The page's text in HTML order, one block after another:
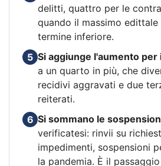
delitti, quattro per le
quando il massimo
termine inferiore.
5 Si aggiunge l'aumento
a un quarto in più, che
recidivi aggravati e due
reiterati.
6 Si sommano le
verificatesi: rinvii su
impedimenti, sospensioni
la pandemia. È il